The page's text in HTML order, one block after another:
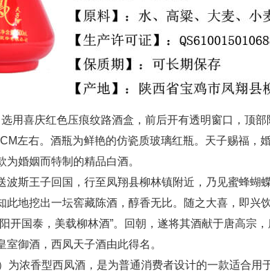
喜庆红色压痕纹路酒盒，前后开有透明窗口，顶部
左右。酒瓶为鲜艳的仿瓷质玻璃红瓶。天子赐福，
婚姻而特制的精品白酒。
王子回国，行至凤翔县柳林镇附近，乃见蜜蜂蝴
此地挖出一坛窖藏陈酒，醇香无比。随之大喜，即兴
开国泰，美载柳林酒”。回朝，遂将其酒献于唐高宗，
室御酒，西凤天子酒由此得名。
香型西凤酒，是为普通消费者设计的一款适合用